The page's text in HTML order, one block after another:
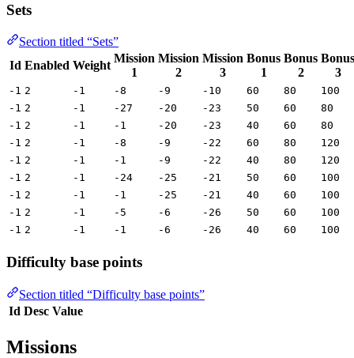
Sets
Section titled “Sets”
Id Enabled Weight
Mission
1
Mission
2
Mission
3
Bonus
1
Bonus
2
Bonus
3
-1 2 -1 -8 -9 -10 60 80
100
-1 2 -1 -27 -20 -23 50 60
80
-1 2 -1 -1 -20 -23 40 60
80
-1 2 -1 -8 -9 -22 60 80
120
-1 2 -1 -1 -9 -22 40 80
120
-1 2 -1 -24 -25 -21 50 60
100
-1 2 -1 -1 -25 -21 40 60
100
-1 2 -1 -5 -6 -26 50 60
100
-1 2 -1 -1 -6 -26 40 60 100
Difficulty base points
Section titled “Difficulty base points”
Id Desc Value
Missions